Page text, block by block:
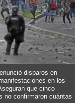
disparos en
en los
que cinco
no confirmaron cuántas